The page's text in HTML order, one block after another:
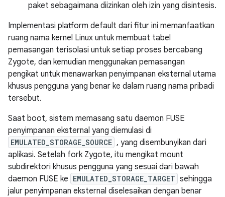
paket sebagaimana diizinkan oleh izin yang disintesis.
Implementasi platform default dari fitur ini memanfaatkan
ruang nama kernel Linux untuk membuat tabel
pemasangan terisolasi untuk setiap proses bercabang
Zygote, dan kemudian menggunakan pemasangan
pengikat untuk menawarkan penyimpanan eksternal utama
khusus pengguna yang benar ke dalam ruang nama pribadi
tersebut.
Saat boot, sistem memasang satu daemon FUSE
penyimpanan eksternal yang diemulasi di
EMULATED_STORAGE_SOURCE , yang disembunyikan dari
aplikasi. Setelah fork Zygote, itu mengikat mount
subdirektori khusus pengguna yang sesuai dari bawah
daemon FUSE ke EMULATED_STORAGE_TARGET sehingga
jalur penyimpanan eksternal diselesaikan dengan benar